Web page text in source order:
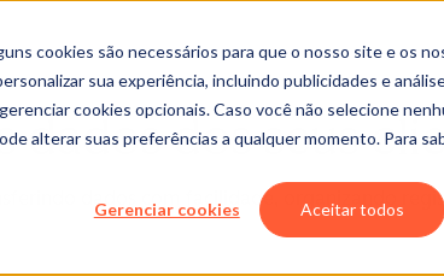
cookies são necessários para que o nosso site e os
sua experiência, incluindo publicidades e
cookies opcionais. Caso você não selecione
alterar suas preferências a qualquer momento. Para
Gerenciar cookies Aceitar todos
dados dos seus
dados com facilidade, organizando